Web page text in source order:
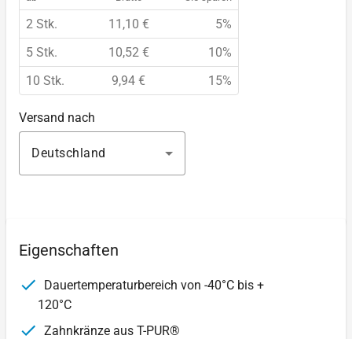
2 Stk. 11,10 €
5%
5 Stk.
10,52 €
10%
10 Stk.
9,94 € 15%
Versand nach
Deutschland
Eigenschaften
Dauertemperaturbereich von -40°C bis +
120°C
Zahnkränze aus T-PUR®